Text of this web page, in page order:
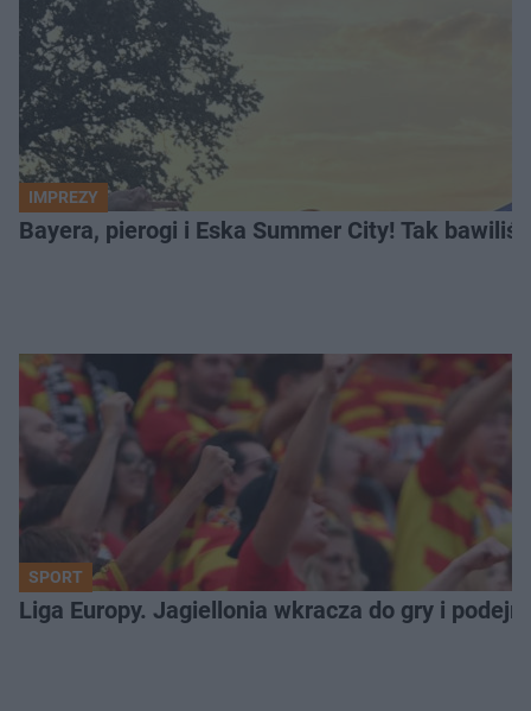
IMPREZY
Bayera, pierogi i Eska Summer City! Tak
SPORT
Liga Europy. Jagiellonia wkracza do gry i